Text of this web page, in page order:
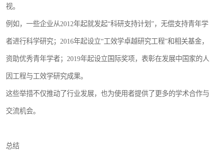
视。
例如，一些企业从2012年起就发起“科研支持计划”，无偿支持青年学
者进行科学研究；2016年起设立“工效学卓越研究工程”和相关基金，
资助优秀青年学者；2019年起设立国际奖项，表彰在发展中国家的人
因工程与工效学研究成果。
这些举措不仅推动了行业发展，也为使用者提供了更多的学术合作与
交流机会。
总结